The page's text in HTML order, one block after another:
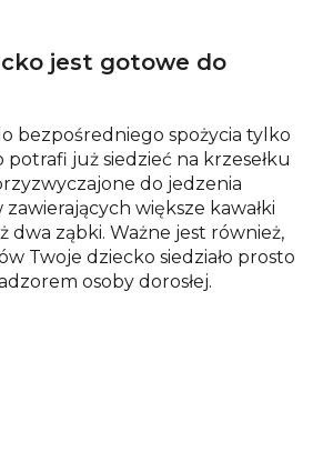
jest gotowe do
bezpośredniego spożycia tylko
już siedzieć na krzesełku
do jedzenia
większe kawałki
dwa ząbki. Ważne jest również,
Twoje dziecko siedziało prosto
osoby dorosłej.